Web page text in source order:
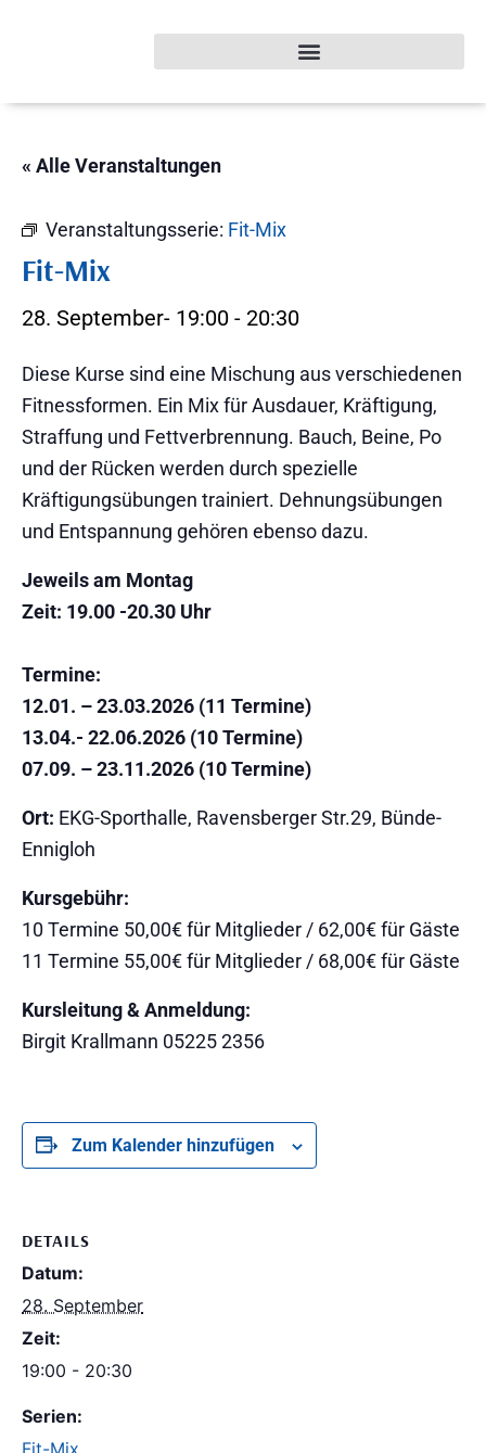
« Alle Veranstaltungen
Veranstaltungsserie: Fit-Mix
Fit-Mix
28. September- 19:00 - 20:30
Diese Kurse sind eine Mischung aus verschiedenen
Fitnessformen. Ein Mix für Ausdauer, Kräftigung,
Straffung und Fettverbrennung. Bauch, Beine, Po
und der Rücken werden durch spezielle
Kräftigungsübungen trainiert. Dehnungsübungen
und Entspannung gehören ebenso dazu.
Jeweils am Montag
Zeit: 19.00 -20.30 Uhr
Termine:
12.01. – 23.03.2026 (11 Termine)
13.04.- 22.06.2026 (10 Termine)
07.09. – 23.11.2026 (10 Termine)
Ort: EKG-Sporthalle, Ravensberger Str.29, Bünde-
Ennigloh
Kursgebühr:
10 Termine 50,00€ für Mitglieder / 62,00€ für Gäste
11 Termine 55,00€ für Mitglieder / 68,00€ für Gäste
Kursleitung & Anmeldung:
Birgit Krallmann 05225 2356
Zum Kalender hinzufügen
DETAILS
Datum:
28. September
Zeit:
19:00 - 20:30
Serien:
Fit-Mix